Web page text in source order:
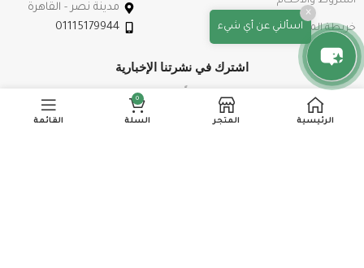
خريطة الموقع
مدينة نصر - القاهرة
01115179944
اشترك في نشرتنا الإخبارية
سيتم استخدامها وفقًا لسياسة الخصوصية
اسألني عن أي شيء
×
الرئيسية المتجر
0
السلة القائمة